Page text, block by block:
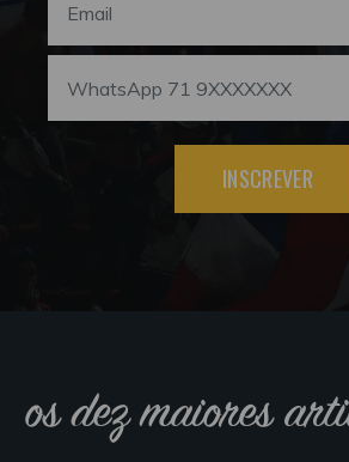
INSCREVER
os dez maiores